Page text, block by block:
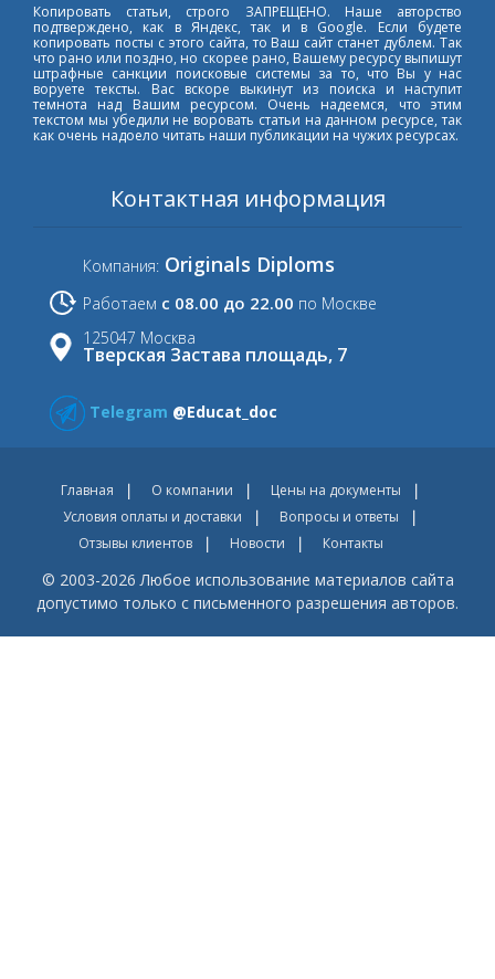
Копировать статьи, строго ЗАПРЕЩЕНО. Наше авторство
подтверждено, как в Яндекс, так и в Google. Если будете
копировать посты с этого сайта, то Ваш сайт станет дублем. Так
что рано или поздно, но скорее рано, Вашему ресурсу выпишут
штрафные санкции поисковые системы за то, что Вы у нас
воруете тексты. Вас вскоре выкинут из поиска и наступит
темнота над Вашим ресурсом. Очень надеемся, что этим
текстом мы убедили не воровать статьи на данном ресурсе, так
как очень надоело читать наши публикации на чужих ресурсах.
Контактная информация
Компания: Originals Diploms
Работаем с 08.00 до 22.00 по Москве
125047 Москва
Тверская Застава площадь, 7
Telegram @Educat_doc
Главная О компании
Цены на документы
Условия оплаты и доставки
Вопросы и ответы
Отзывы клиентов
Новости Контакты
© 2003-2026 Любое использование материалов сайта
допустимо только с письменного разрешения авторов.